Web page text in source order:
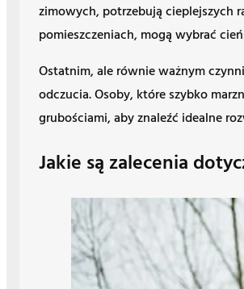
zimowych, potrzebują cieplejszych
pomieszczeniach, mogą wybrać
Ostatnim, ale równie ważnym
odczucia. Osoby, które szybko
grubościami, aby znaleźć idealne
Jakie są zalecenia